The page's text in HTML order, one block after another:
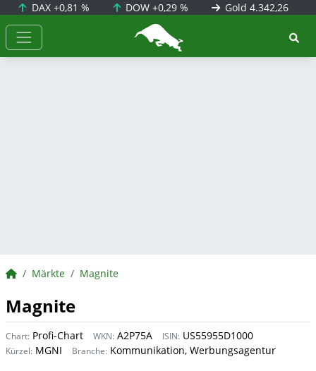
DAX +0,81 % DOW+0,29 % Gold 4.342,26
BörsenNEWS.de
BörsenNEWS.de
Märkte Magnite
Magnite
Chart: Profi-Chart WKN: A2P75A ISIN: US55955D1000
Kürzel: MGNI Branche: Kommunikation, Werbungsagentur